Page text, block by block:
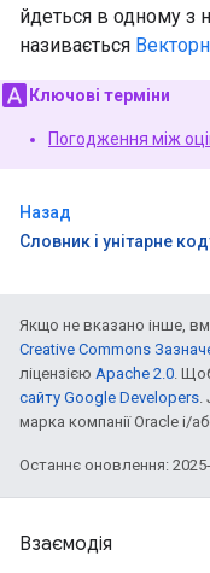
йдеться в одному з
називається
Ключові терміни
Погодження між
Назад
Словник і унітарне
Якщо не вказано інше,
Creative Commons
ліцензією Apache 2.0.
сайту Google Developers.
марка компанії Oracle і/
Останнє оновлення:
Взаємодія